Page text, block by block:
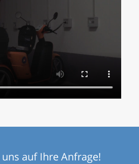
auf Ihre Anfrage!